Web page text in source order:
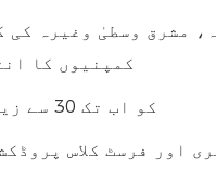
کمپنیوں کا
3. Glamour کو اب تک 30 سے ​​زیادہ پیٹنٹ مل چکے ہیں۔